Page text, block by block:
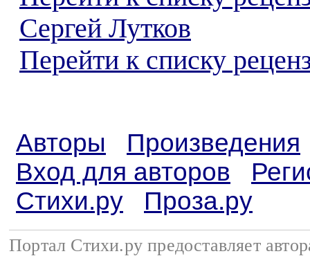
Сергей Лутков
Перейти к списку
Авторы
Произведения
Вход для авторов
Стихи.ру
Проза.ру
Портал Стихи.ру предоставляет